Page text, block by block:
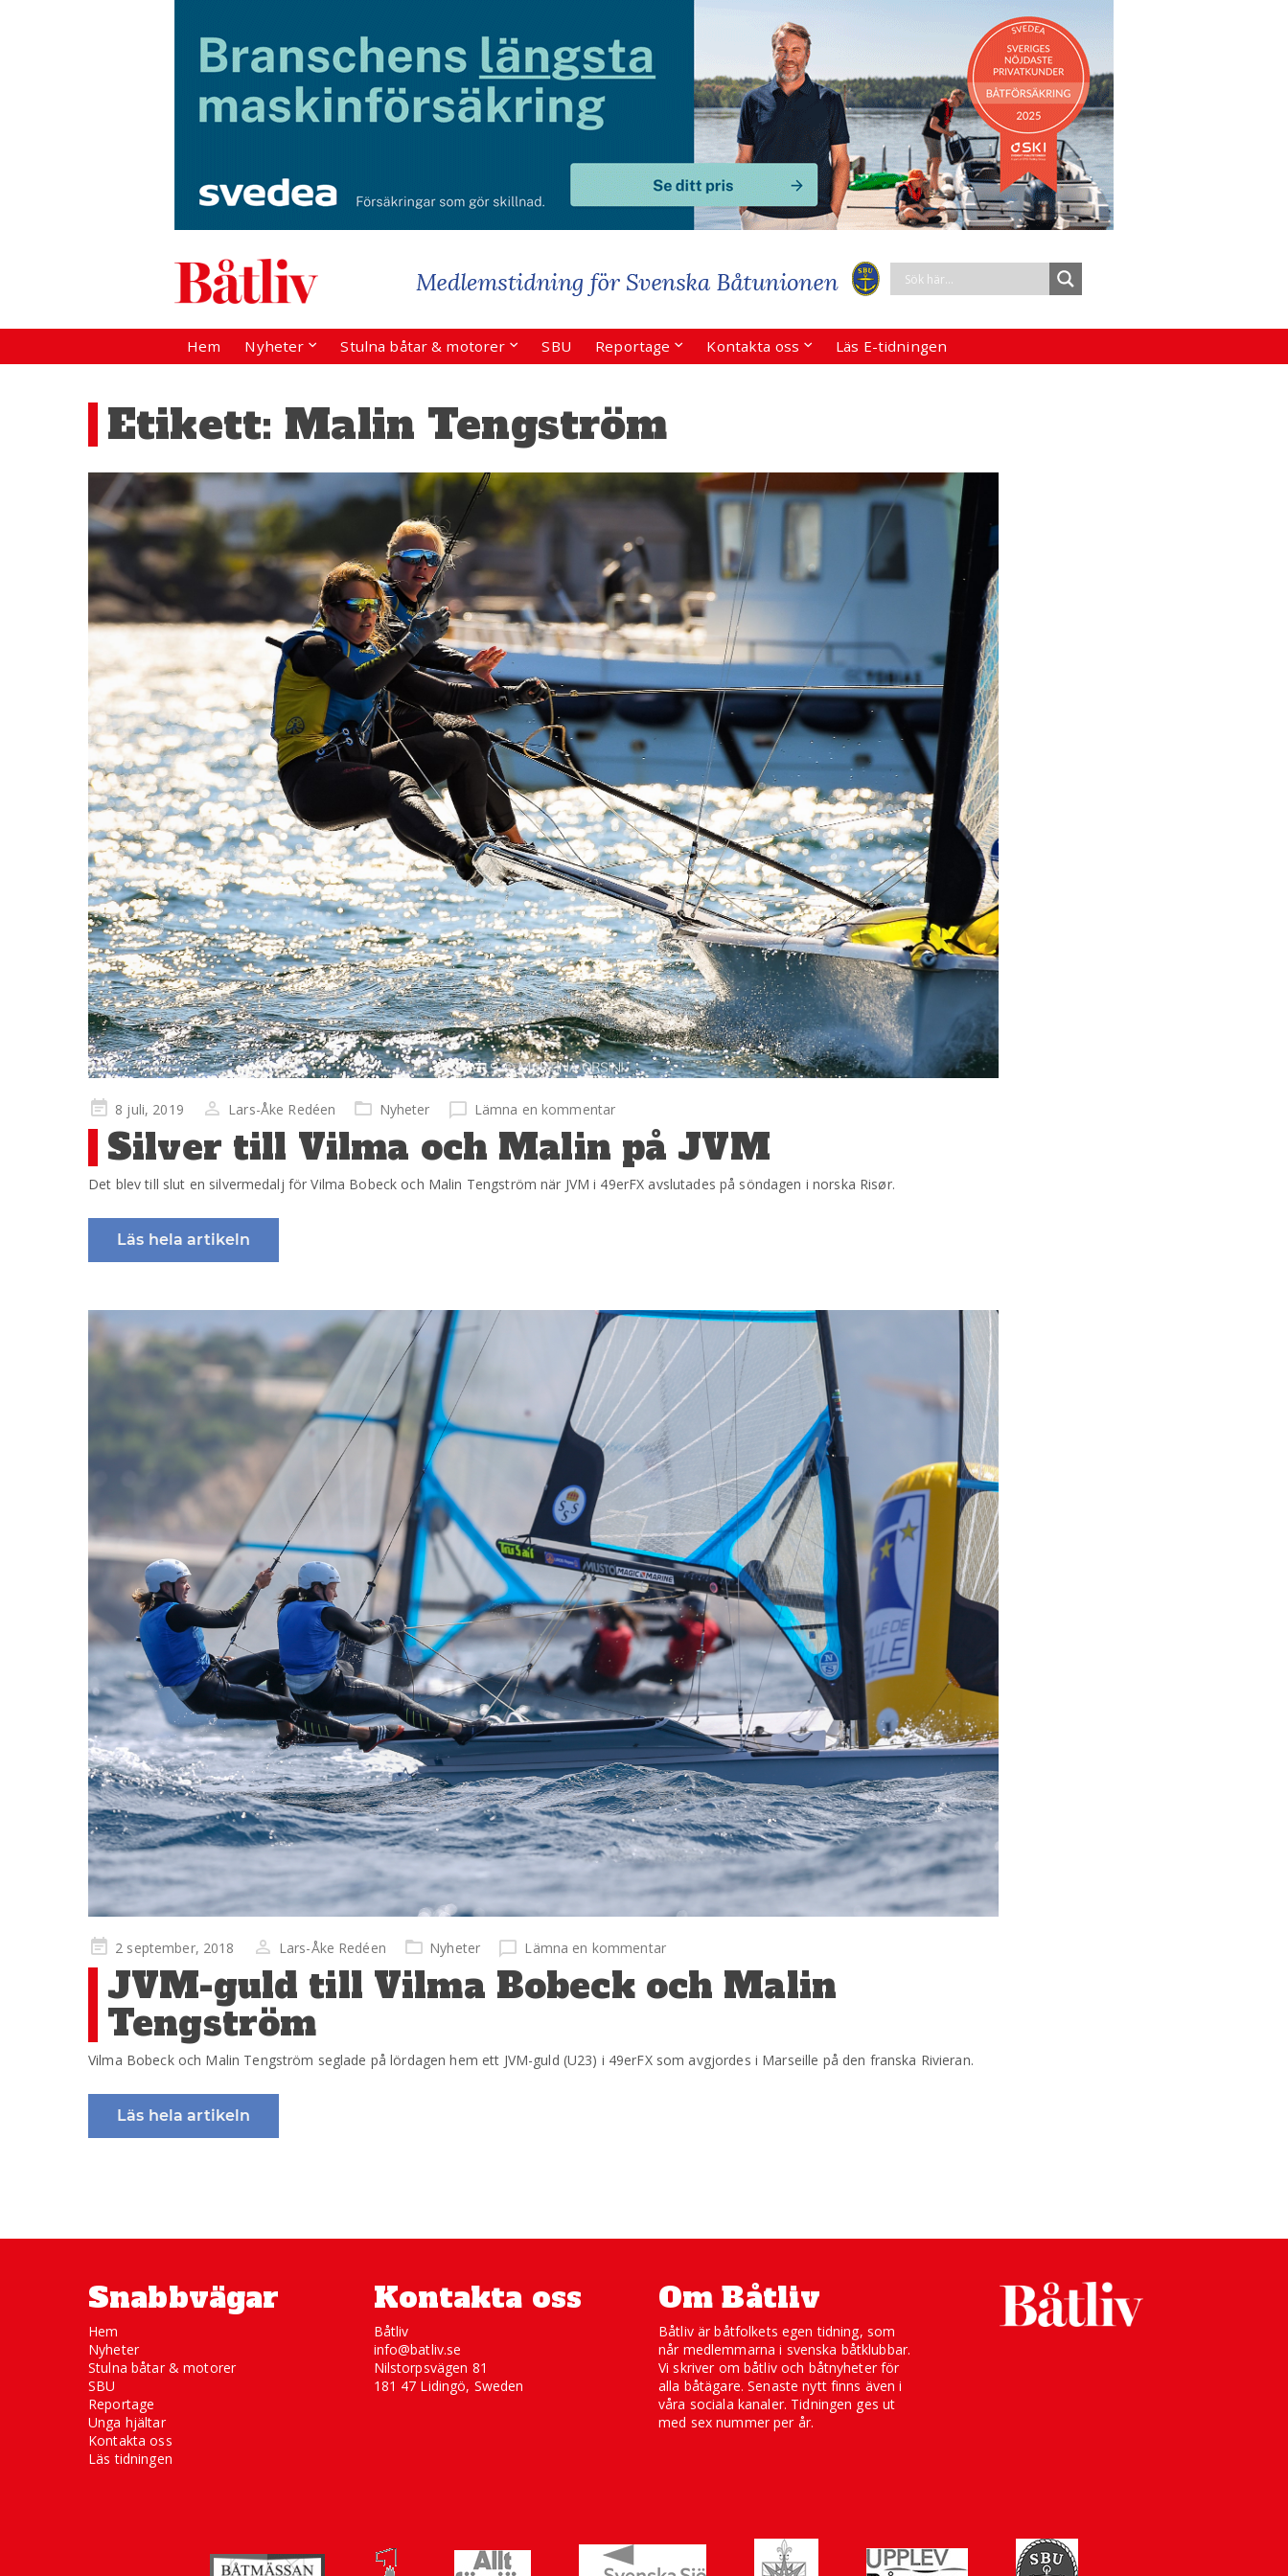
Hem Nyheter Stulna båtar & motorer SBU Reportage Kontakta oss Läs E-tidningen
Etikett: Malin Tengström
Publicerad
på
8 juli, 2019 Lars-Åke Redéen Nyheter Lämna en kommentar
Silver till Vilma och Malin på JVM
Det blev till slut en silvermedalj för Vilma Bobeck och Malin Tengström när JVM i 49erFX avslutades på söndagen i norska Risør.
Läs hela artikeln
Publicerad
på
2 september, 2018 Lars-Åke Redéen Nyheter Lämna en kommentar
JVM-guld till Vilma Bobeck och Malin
Tengström
Vilma Bobeck och Malin Tengström seglade på lördagen hem ett JVM-guld (U23) i 49erFX som avgjordes i Marseille på den franska Rivieran.
Läs hela artikeln
Snabbvägar
Hem
Nyheter
Stulna båtar & motorer
SBU
Reportage
Unga hjältar
Kontakta oss
Läs tidningen
Kontakta oss
Båtliv
info@batliv.se
Nilstorpsvägen 81
181 47 Lidingö, Sweden
Om Båtliv
Båtliv är båtfolkets egen tidning, som
når medlemmarna i svenska båtklubbar.
Vi skriver om båtliv och båtnyheter för
alla båtägare. Senaste nytt finns även i
våra sociala kanaler. Tidningen ges ut
med sex nummer per år.